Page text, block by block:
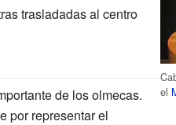
el
trasladadas al centro
de los olmecas.
por representar el